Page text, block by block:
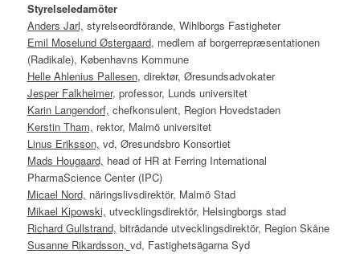
Styrelseledamöter
Anders Jarl, styrelseordförande, Wihlborgs Fastigheter
Emil Moselund Østergaard, medlem af borgerrepræsentationen
(Radikale), Københavns Kommune
Helle Ahlenius Pallesen, direktør, Øresundsadvokater
Jesper Falkheimer, professor, Lunds universitet
Karin Langendorf, chefkonsulent, Region Hovedstaden
Kerstin Tham, rektor, Malmö universitet
Linus Eriksson, vd, Øresundsbro Konsortiet
Mads Hougaard, head of HR at Ferring International
PharmaScience Center (IPC)
Micael Nord, näringslivsdirektör, Malmö Stad
Mikael Kipowski, utvecklingsdirektör, Helsingborgs stad
Richard Gullstrand, biträdande utvecklingsdirektör, Region Skåne
Susanne Rikardsson, vd, Fastighetsägarna Syd